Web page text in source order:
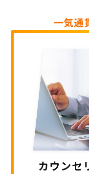
一気通
カウンセ